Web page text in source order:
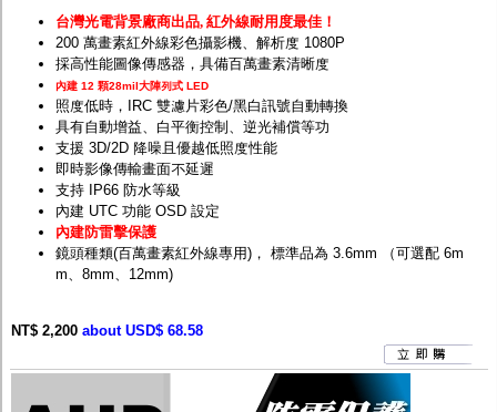
網路線
懶人線.同軸線.花線
線頭.插座.延長線.HDMI線
集線盒.防水盒.配線盒
變壓器.避雷器
轉接頭
偽裝嚇阻假監視器. 警示防盜貼紙
行車紀錄器.車用插座配件
電腦工業機殼
客訂商品
台灣光電背景廠商出品, 紅外線耐用度最佳！
200 萬畫素紅外線彩色攝影機、解析度 1080P
採高性能圖像傳感器，具備百萬畫素清晰度
內建 12 顆28mil大陣列式 LED
照度低時，IRC 雙濾片彩色/黑白訊號自動轉換
具有自動增益、白平衡控制、逆光補償等功
支援 3D/2D 降噪且優越低照度性能
即時影像傳輸畫面不延遲
支持 IP66 防水等級
內建 UTC 功能 OSD 設定
內建防雷擊保護
鏡頭種類(百萬畫素紅外線專用)， 標準品為 3.6mm （可選配 6m
m、8mm、12mm)
NT$ 2,200 about USD$ 68.58